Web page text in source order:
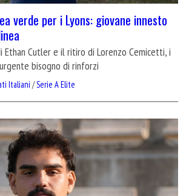
verde per i Lyons: giovane innesto
Ethan Cutler e il ritiro di Lorenzo Cemicetti, i
bisogno di rinforzi
Italiani /Serie A Elite